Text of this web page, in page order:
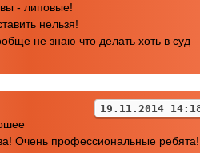
- липовые!
нельзя!
не знаю что делать хоть в суд
19.11.2014
Очень профессиональные ребята!